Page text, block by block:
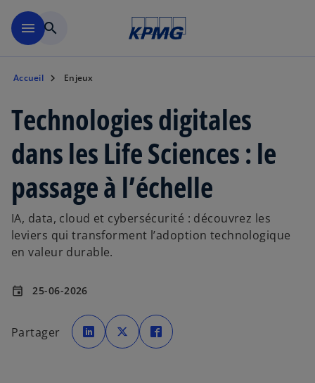
menu search
Accueil Enjeux
Technologies digitales
dans les Life Sciences : le
passage à l’échelle
IA, data, cloud et cybersécurité : découvrez les
leviers qui transforment l’adoption technologique
en valeur durable.
event 25-06-2026
Partager ’
o
u
’
o
u
’
o